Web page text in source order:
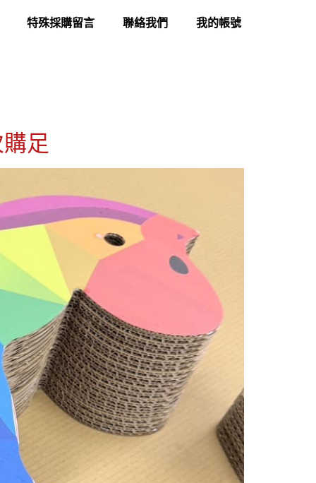
特殊採購留言 聯絡我們 我的帳號
足